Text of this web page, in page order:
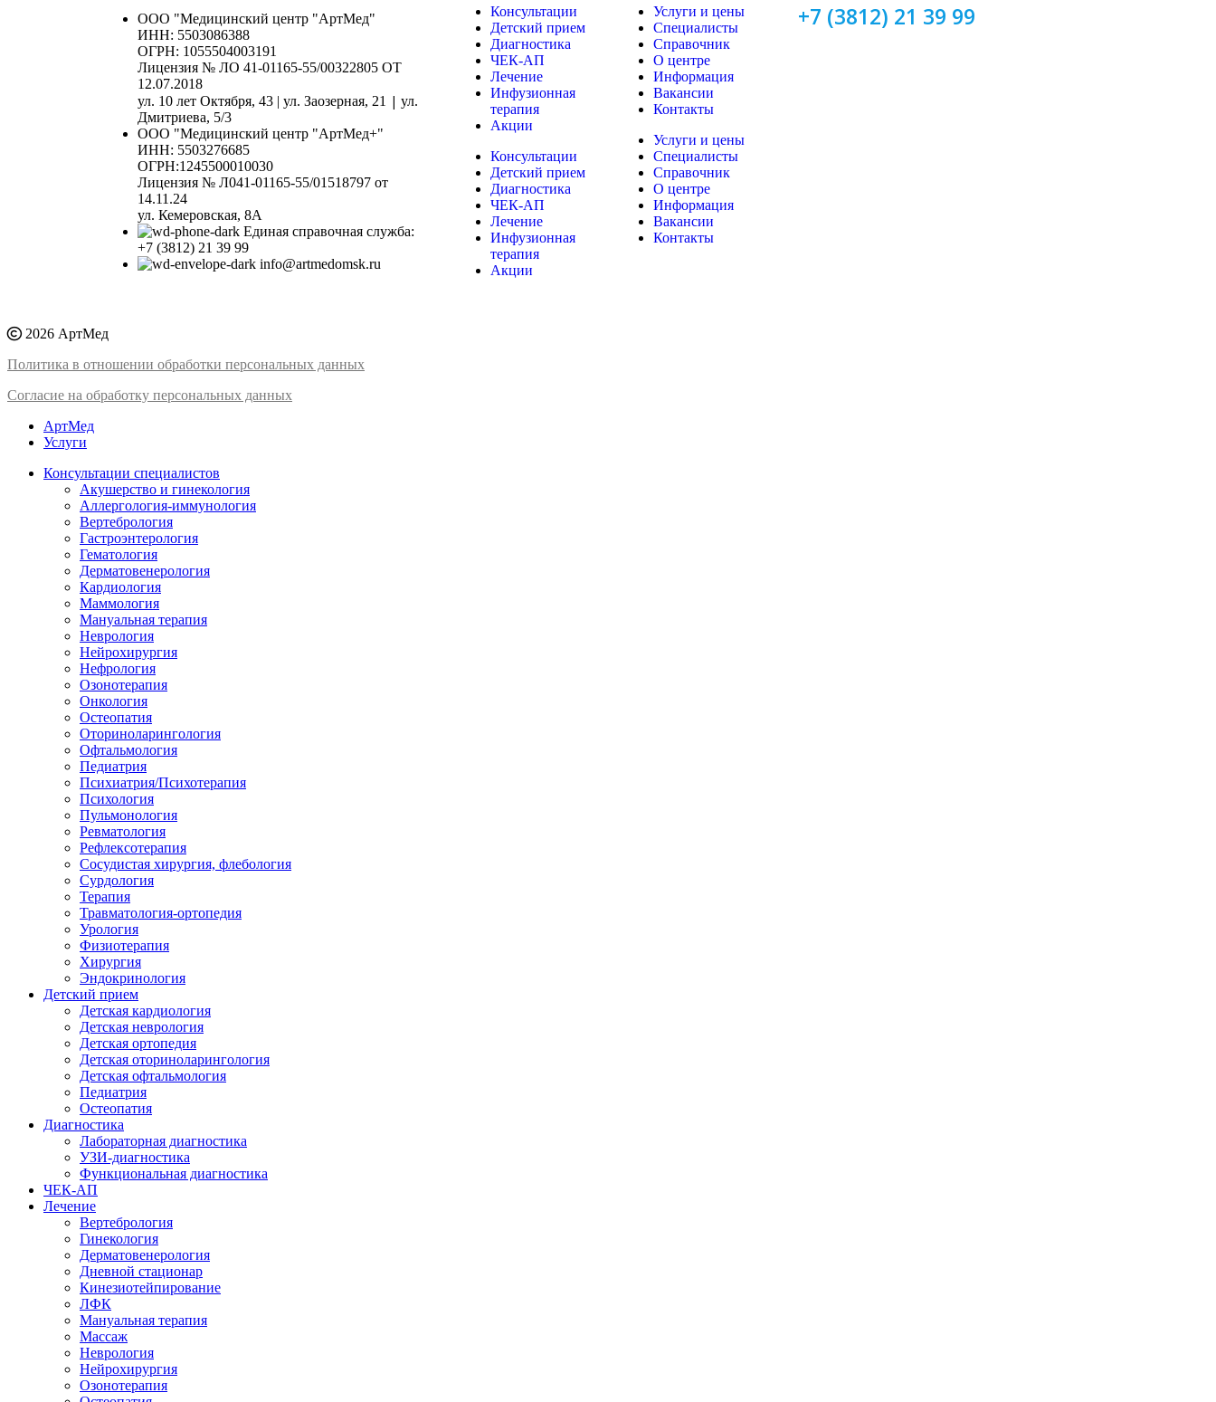
ООО "Медицинский центр "АртМед"
ИНН: 5503086388
ОГРН: 1055504003191
Лицензия № ЛО 41-01165-55/00322805 ОТ
12.07.2018
ул. 10 лет Октября, 43 | ул. Заозерная, 21 | ул.
Дмитриева, 5/3
ООО "Медицинский центр "АртМед+"
ИНН: 5503276685
ОГРН:1245500010030
Лицензия № Л041-01165-55/01518797 от
14.11.24
ул. Кемеровская, 8А
Единая справочная служба:
+7 (3812) 21 39 99
info@artmedomsk.ru
Консультации
Детский прием
Диагностика
ЧЕК-АП
Лечение
Инфузионная
терапия
Акции
Консультации
Детский прием
Диагностика
ЧЕК-АП
Лечение
Инфузионная
терапия
Акции
Услуги и цены
Специалисты
Справочник
О центре
Информация
Вакансии
Контакты
Услуги и цены
Специалисты
Справочник
О центре
Информация
Вакансии
Контакты
+7 (3812) 21 39 99
2026 АртМед
Политика в отношении обработки персональных данных
Согласие на обработку персональных данных
АртМед
Услуги
Консультации специалистов
Акушерство и гинекология
Аллергология-иммунология
Вертебрология
Гастроэнтерология
Гематология
Дерматовенерология
Кардиология
Маммология
Мануальная терапия
Неврология
Нейрохирургия
Нефрология
Озонотерапия
Онкология
Остеопатия
Оториноларингология
Офтальмология
Педиатрия
Психиатрия/Психотерапия
Психология
Пульмонология
Ревматология
Рефлексотерапия
Сосудистая хирургия, флебология
Сурдология
Терапия
Травматология-ортопедия
Урология
Физиотерапия
Хирургия
Эндокринология
Детский прием
Детская кардиология
Детская неврология
Детская ортопедия
Детская оториноларингология
Детская офтальмология
Педиатрия
Остеопатия
Диагностика
Лабораторная диагностика
УЗИ-диагностика
Функциональная диагностика
ЧЕК-АП
Лечение
Вертебрология
Гинекология
Дерматовенерология
Дневной стационар
Кинезиотейпирование
ЛФК
Мануальная терапия
Массаж
Неврология
Нейрохирургия
Озонотерапия